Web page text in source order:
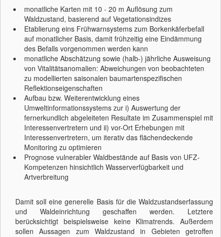
monatliche Karten mit 10 - 20 m Auflösung zum
Waldzustand, basierend auf Vegetationsindizes
Etablierung eins Frühwarnsystems zum Borkenkäferbefall
auf monatlicher Basis, damit frühzeitig eine Eindämmung
des Befalls vorgenommen werden kann
monatliche Abschätzung sowie (halb-) jährliche Ausweisung
von Vitalitätsanomalien: Abweichungen von beobachteten
zu modellierten saisonalen baumartenspezifischen
Reflektionseigenschaften
Aufbau bzw. Weiterentwicklung eines
Umweltinformationssystems zur i) Auswertung der
fernerkundlich abgeleiteten Resultate im Zusammenspiel mit
Interessenvertretern und ii) vor-Ort Erhebungen mit
Interessenvertretern, um iterativ das flächendeckende
Monitoring zu optimieren
Prognose vulnerabler Waldbestände auf Basis von UFZ-
Kompetenzen hinsichtlich Wasserverfügbarkeit und
Artverbreitung
Damit soll eine generelle Basis für die Waldzustandserfassung
und Waldeinrichtung geschaffen werden. Letztere
berücksichtigt beispielsweise keine Klimatrends. Außerdem
sollen Aussagen zum Waldzustand in Gebieten getroffen